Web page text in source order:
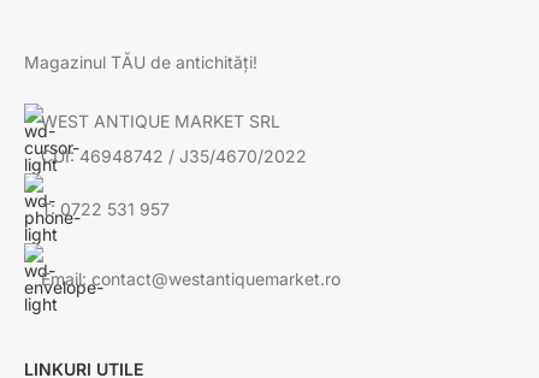
Magazinul TĂU de antichități!
WEST ANTIQUE MARKET SRL
CUI: 46948742 / J35/4670/2022
T: 0722 531 957
Email: contact@westantiquemarket.ro
LINKURI UTILE